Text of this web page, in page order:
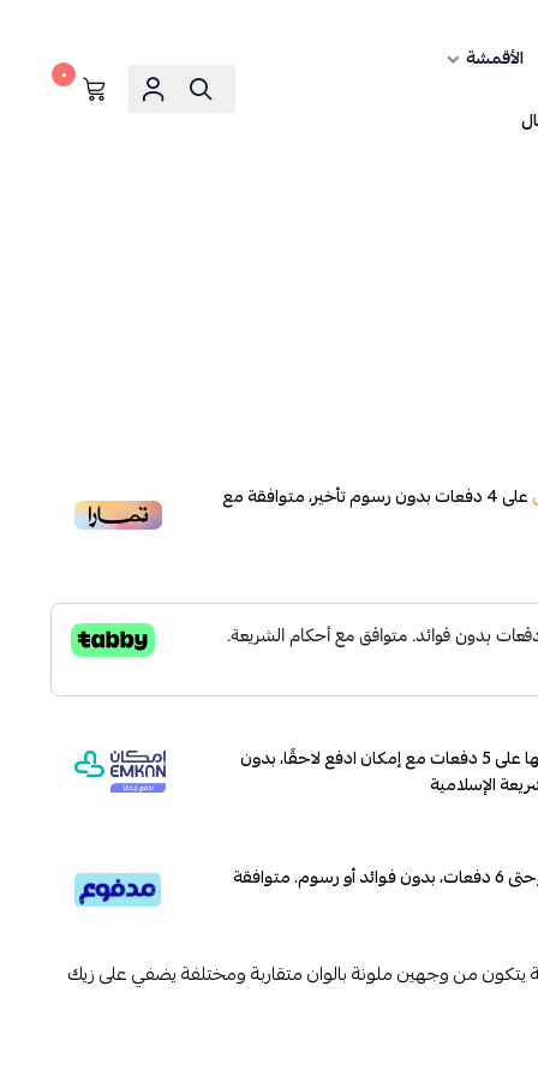
الأقمشة
٠
على4دفعات بدون رسوم تأخير، متوافقة مع
وقسّمها على 5 دفعات مع إمكان ادفع لاحقًا، بدون
الإسلامية
قسم دفعاتك بطريقة ميسرة إلى 4 وحتى 6 دفعات، بدون فوائد أو رسوم. متوافقة
من وجهين ملونة بالوان متقاربة ومختلفة يضفي على زيك